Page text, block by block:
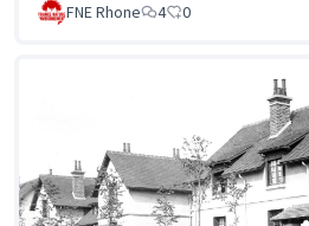
FNE Rhone
4 0